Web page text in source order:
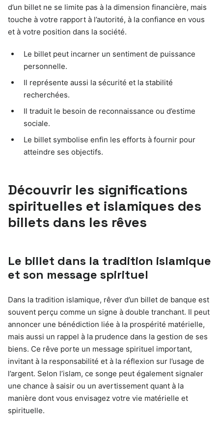
d’un billet ne se limite pas à la dimension financière, mais
touche à votre rapport à l’autorité, à la confiance en vous
et à votre position dans la société.
Le billet peut incarner un sentiment de puissance
personnelle.
Il représente aussi la sécurité et la stabilité
recherchées.
Il traduit le besoin de reconnaissance ou d’estime
sociale.
Le billet symbolise enfin les efforts à fournir pour
atteindre ses objectifs.
Découvrir les significations
spirituelles et islamiques des
billets dans les rêves
Le billet dans la tradition islamique
et son message spirituel
Dans la tradition islamique, rêver d’un billet de banque est
souvent perçu comme un signe à double tranchant. Il peut
annoncer une bénédiction liée à la prospérité matérielle,
mais aussi un rappel à la prudence dans la gestion de ses
biens. Ce rêve porte un message spirituel important,
invitant à la responsabilité et à la réflexion sur l’usage de
l’argent. Selon l’islam, ce songe peut également signaler
une chance à saisir ou un avertissement quant à la
manière dont vous envisagez votre vie matérielle et
spirituelle.